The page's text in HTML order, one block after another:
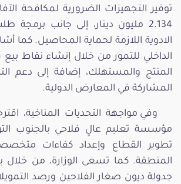
توفير التجهيزات الضرورية لمكافحة
2.134 مليون دينار، إلى جانب
الادوية اللازمة لحماية المحاصيل. كما
الداخلي للتمور من خلال إنشاء نقاط بيع
المنتج والمستهلك، إضافة إلى دعم
المشاركة في المعارض الدولية.
وفي مواجهة التحديات المناخية،
مؤسسة تعليم عالٍ فلاحي بالجنوب
تطوير القطاع وإعداد كفاءات
المنطقة. كما تسعى الوزارة، من خلال
جدولة ديون صغار الفلاحين ورصد